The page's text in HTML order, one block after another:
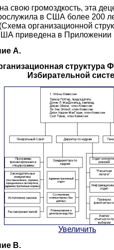
свою громоздкость, эта
в США более 200
организационной
приведена в Приложении
А.
структура
Избирательной
Увеличить
В.